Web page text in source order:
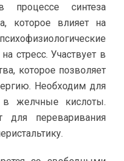
синтеза
которое влияет на
стресс. Участвует в
которое позволяет
Необходим для
в желчные кислоты.
переваривания